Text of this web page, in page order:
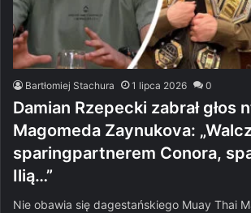
Bartłomiej Stachura 1 lipca 2026 0
Damian Rzepecki zabrał głos
Magomeda Zaynukova:
sparingpartnerem Conora,
Ilią…”
Nie obawia się dagestańskiego Muay Thai